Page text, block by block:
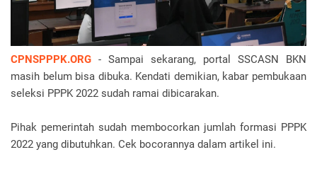
CPNSPPPK.ORG - Sampai sekarang, portal SSCASN BKN
masih belum bisa dibuka. Kendati demikian, kabar pembukaan
seleksi PPPK 2022 sudah ramai dibicarakan.
Pihak pemerintah sudah membocorkan jumlah formasi PPPK
2022 yang dibutuhkan. Cek bocorannya dalam artikel ini.